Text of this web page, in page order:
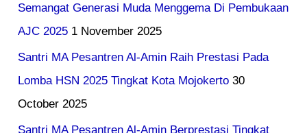
Semangat Generasi Muda Menggema Di Pembukaan
AJC 2025 1 November 2025
Santri MA Pesantren Al-Amin Raih Prestasi Pada
Lomba HSN 2025 Tingkat Kota Mojokerto 30
October 2025
Santri MA Pesantren Al-Amin Berprestasi Tingkat